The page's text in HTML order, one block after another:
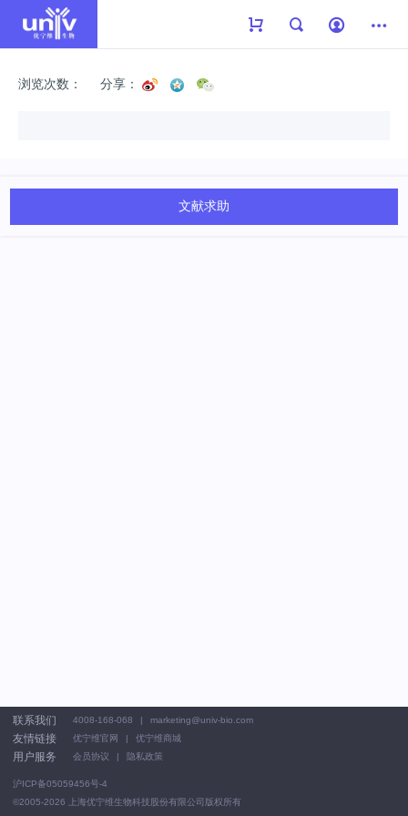
浏览次数： 分享：
文献求助
联系我们 4008-168-068 marketing@univ-bio.com
友情链接 优宁维官网 优宁维商城
用户服务 会员协议 隐私政策
沪ICP备05059456号-4
©2005-2026 上海优宁维生物科技股份有限公司版权所有